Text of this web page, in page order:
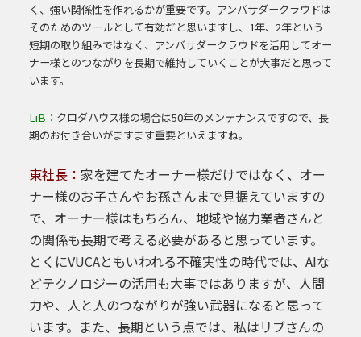
く、強い関係性を作れるかが重要です。アンバサダークラウドは
そのためのツールとして有効だと思いますし、1年、2年という
短期の取り組みではなく、アンバサダークラウドを活用してオー
ナー様とのつながりを長期で維持していくことが大事だと思って
います。
LiB： クロダハウス様の場合は50年のメンテナンスですので、長
期のお付き合いがますます重要といえますね。
東社長： 家を建てたオーナー様だけではなく、オー
ナー様のお子さんやお孫さんまで見据えていますの
で、オーナー様はもちろん、地域や協力業者さんと
の関係も長期で考える必要があると思っています。
とくにVUCAともいわれる不確実性の時代では、AIな
どテクノロジーの活用も大事ではありますが、人間
力や、人と人のつながりが強い武器になると思って
います。また、長期という点では、私はリブさんの